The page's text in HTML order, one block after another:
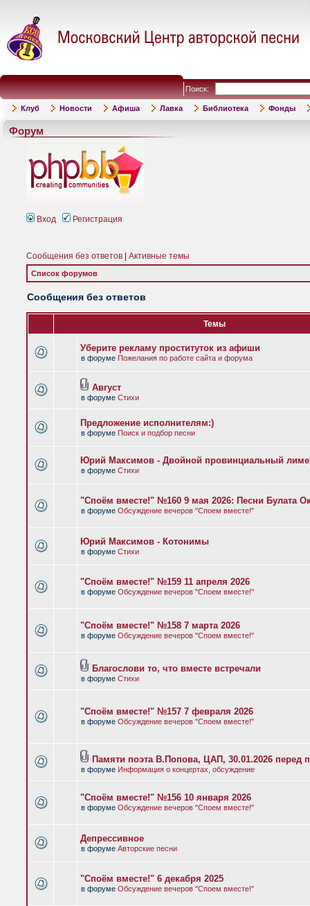
Поиск:
Клуб Новости Афиша Лавка Библиотека Фонды
Форум
Вход Регистрация
Сообщения без ответов Активные темы
Список форумов
Сообщения без ответов
Темы
Уберите рекламу проституток из афиши
в форуме Пожелания по работе сайта и форума
Август
в форуме Стихи
Предложение исполнителям:)
в форуме Поиск и подбор песни
Юрий Максимов - Двойной провинциальный
в форуме Стихи
"Споём вместе!" №160 9 мая 2026: Песни Булата
в форуме Обсуждение вечеров "Споем вместе!"
Юрий Максимов - Котонимы
в форуме Стихи
"Споём вместе!" №159 11 апреля 2026
в форуме Обсуждение вечеров "Споем вместе!"
"Споём вместе!" №158 7 марта 2026
в форуме Обсуждение вечеров "Споем вместе!"
Благослови то, что вместе встречали
в форуме Стихи
"Споём вместе!" №157 7 февраля 2026
в форуме Обсуждение вечеров "Споем вместе!"
Памяти поэта В.Попова, ЦАП, 30.01.2026 перед
в форуме Информация о концертах, обсуждение
"Споём вместе!" №156 10 января 2026
в форуме Обсуждение вечеров "Споем вместе!"
Депрессивное
в форуме Авторские песни
"Споём вместе!" 6 декабря 2025
в форуме Обсуждение вечеров "Споем вместе!"